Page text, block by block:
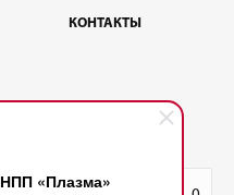
НПП «Плазма»
КОНТАКТЫ